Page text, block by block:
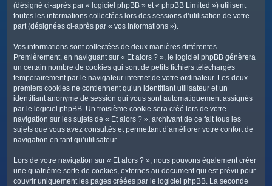
(désigné ci-après par « logiciel phpBB » et « phpBB Limited ») utilisent
toutes les informations collectées lors des sessions d’utilisation de votre
part (désignées ci-après par « vos informations »).
Vos informations sont collectées de deux manières différentes.
Premièrement, en naviguant sur « Et alors ? », le logiciel phpBB génèrera
un certain nombre de cookies qui sont de petits fichiers téléchargés
temporairement par le navigateur internet de votre ordinateur. Les deux
premiers cookies ne contiennent qu’un identifiant utilisateur et un
identifiant anonyme de session qui vous sont automatiquement assignés
par le logiciel phpBB. Un troisième cookie sera créé lors de votre
navigation sur les sujets de « Et alors ? », archivant de ce fait tous les
sujets que vous avez consultés et permettant d’améliorer votre confort de
navigation en tant qu’utilisateur.
Lors de votre navigation sur « Et alors ? », nous pouvons également créer
une quatrième sorte de cookies, externes au document qui est prévu pour
couvrir uniquement les pages créées par le logiciel phpBB. La seconde